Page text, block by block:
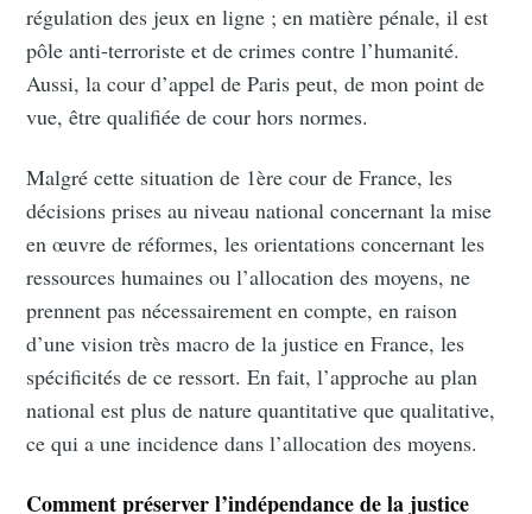
régulation des jeux en ligne ; en matière pénale, il est
pôle anti-terroriste et de crimes contre l’humanité.
Aussi, la cour d’appel de Paris peut, de mon point de
vue, être qualifiée de cour hors normes.
Malgré cette situation de 1ère cour de France, les
décisions prises au niveau national concernant la mise
en œuvre de réformes, les orientations concernant les
ressources humaines ou l’allocation des moyens, ne
prennent pas nécessairement en compte, en raison
d’une vision très macro de la justice en France, les
spécificités de ce ressort. En fait, l’approche au plan
national est plus de nature quantitative que qualitative,
ce qui a une incidence dans l’allocation des moyens.
Comment préserver l’indépendance de la justice